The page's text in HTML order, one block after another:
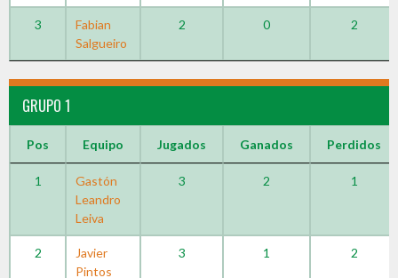
3
Fabian
Salgueiro
2 0 2
GRUPO 1
Pos Equipo Jugados Ganados Perdidos
1
Gastón
Leandro
Leiva
3 2 1
2
Javier
Pintos
3 1 2